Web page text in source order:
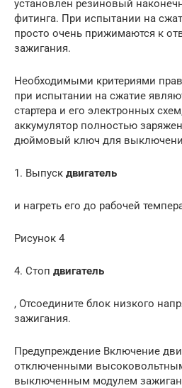
установлен резиновый
фитинга. При испытании на
просто очень прижимаются к
зажигания.
Необходимыми критериями
при испытании на сжатие
стартера и его электронных
аккумулятор полностью
дюймовый ключ для
1. Выпуск двигатель
и нагреть его до рабочей
Рисунок 4
4. Стоп двигатель
, Отсоедините блок низкого
зажигания.
Предупреждение Включение
отключенными
выключенным модулем